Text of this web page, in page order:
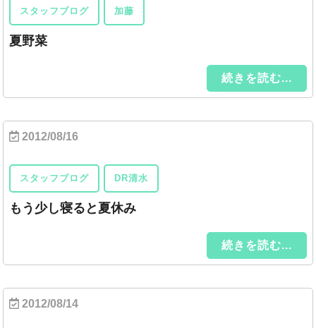
スタッフブログ 加藤
夏野菜
続きを読む...
2012/08/16
スタッフブログ DR清水
もう少し寝ると夏休み
続きを読む...
2012/08/14